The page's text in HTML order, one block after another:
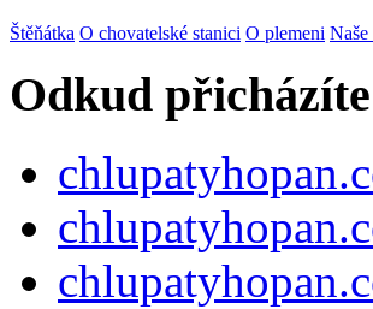
Štěňátka O chovatelské stanici O plemeni Naše
Odkud přicházíte